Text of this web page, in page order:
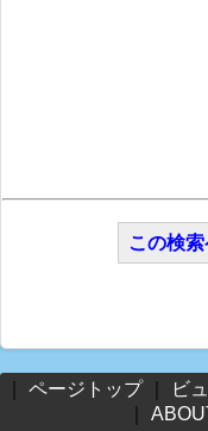
この検
ページトップ｜ ビ